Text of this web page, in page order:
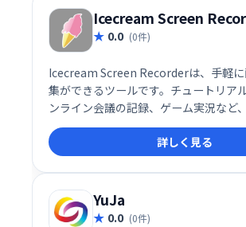
Icecream Screen
0.0 (0件)
Icecream Screen Recorderは、手軽
集ができるツールです。チュートリア
ンライン会議の記録、ゲーム実況など
活用できます。ウェブカメラ映像の同
加、音声のみの録音にも対応。シンプ
作性で、高品質な動画制作をサポート
の活用にも最適です。
詳しく見る
YuJa
0.0 (0件)